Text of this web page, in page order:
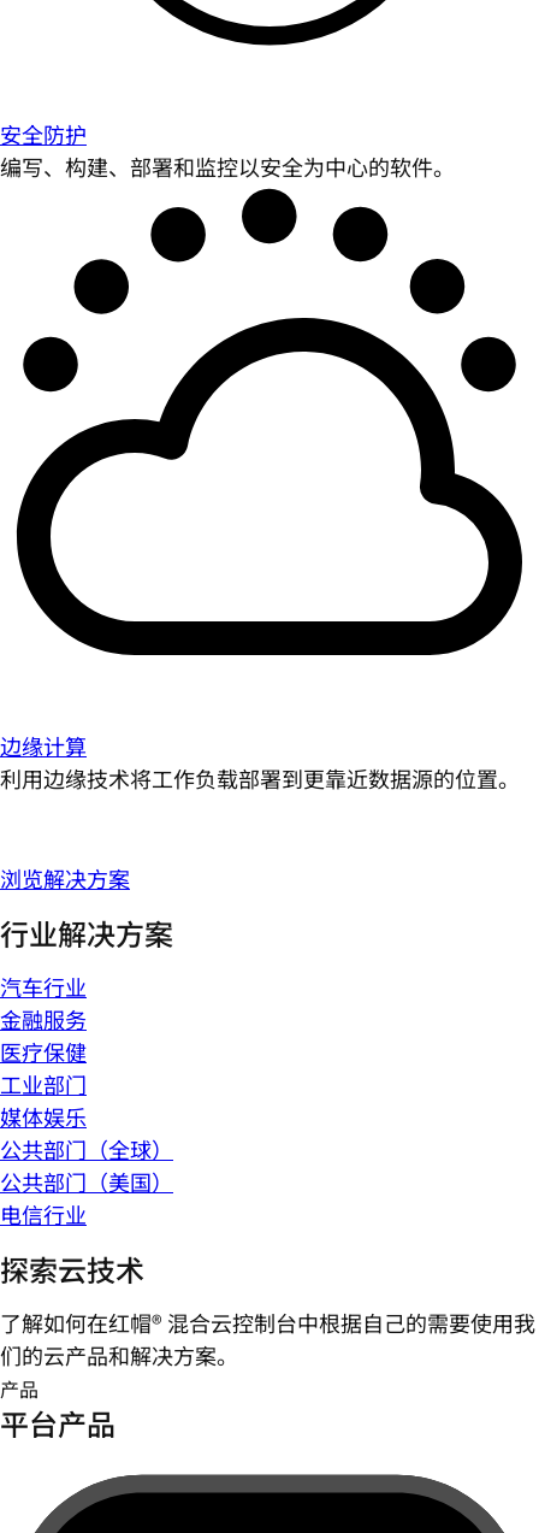
安全防护
编写、构建、部署和监控以安全为中心的软件。
边缘计算
利用边缘技术将工作负载部署到更靠近数据源的位置。
浏览解决方案
行业解决方案
汽车行业
金融服务
医疗保健
工业部门
媒体娱乐
公共部门（全球）
公共部门（美国）
电信行业
探索云技术
了解如何在红帽® 混合云控制台中根据自己的需要使用我
们的云产品和解决方案。
产品
平台产品